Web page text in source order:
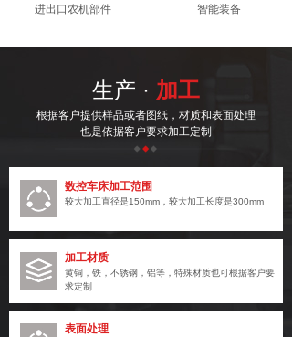
进出口农机部件 智能装备
生产 · 加工
根据客户提供样品或者图纸，材质和表面处理
也是依据客户要求加工定制
数控车床加工范围
较大加工直径是150mm，较大加工长度是300mm
表面处理
加工材质
黄铜，铁，不锈钢，铝等，特殊材质也可根据客户要
求定制